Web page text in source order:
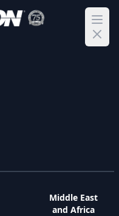
Middle East
and Africa